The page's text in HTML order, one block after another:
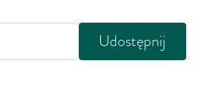
Udostępnij